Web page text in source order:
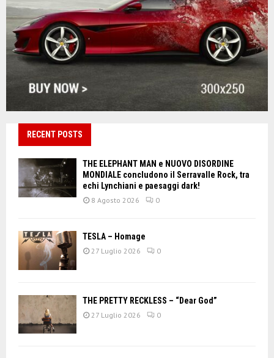
RECENT POSTS
THE ELEPHANT MAN e NUOVO DISORDINE
MONDIALE concludono il Serravalle Rock, tra
echi Lynchiani e paesaggi dark!
8 Agosto 2026 0
TESLA – Homage
27 Luglio 2026 0
THE PRETTY RECKLESS – “Dear God”
27 Luglio 2026 0